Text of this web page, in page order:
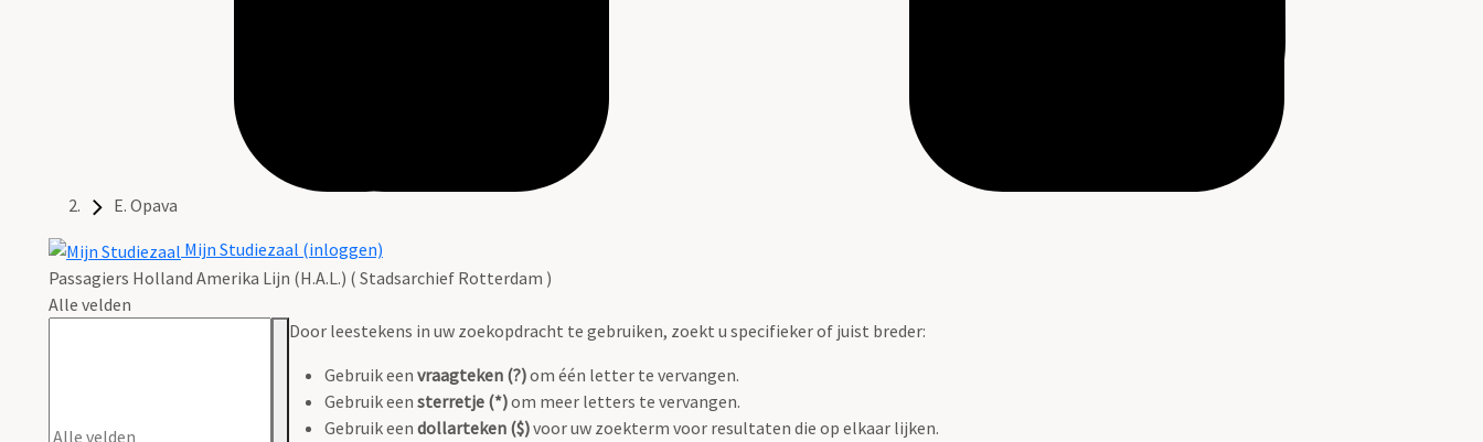
E. Opava
Mijn Studiezaal (inloggen)
Passagiers Holland Amerika Lijn (H.A.L.) ( Stadsarchief Rotterdam )
Alle velden
Door leestekens in uw zoekopdracht te gebruiken, zoekt u specifieker of juist breder:
Gebruik een vraagteken (?)om één letter te vervangen.
Gebruik een sterretje (*)om meer letters te vervangen.
Gebruik een dollarteken ($)voor uw zoekterm voor resultaten die op elkaar lijken.